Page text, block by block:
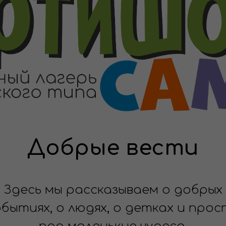
Добрые вести
Здесь мы рассказываем о добрых
о людях, о детках и